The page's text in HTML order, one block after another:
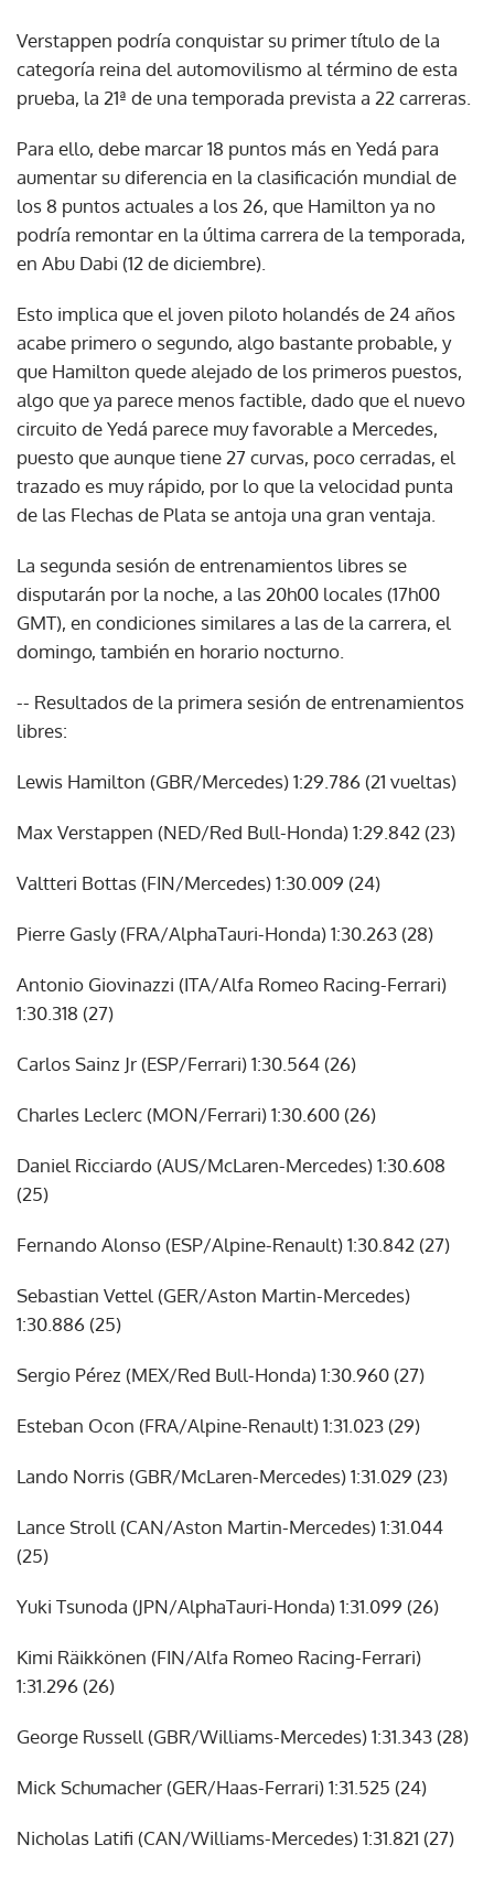
Verstappen podría conquistar su primer título de la
categoría reina del automovilismo al término de esta
prueba, la 21ª de una temporada prevista a 22 carreras.
Para ello, debe marcar 18 puntos más en Yedá para
aumentar su diferencia en la clasificación mundial de
los 8 puntos actuales a los 26, que Hamilton ya no
podría remontar en la última carrera de la temporada,
en Abu Dabi (12 de diciembre).
Esto implica que el joven piloto holandés de 24 años
acabe primero o segundo, algo bastante probable, y
que Hamilton quede alejado de los primeros puestos,
algo que ya parece menos factible, dado que el nuevo
circuito de Yedá parece muy favorable a Mercedes,
puesto que aunque tiene 27 curvas, poco cerradas, el
trazado es muy rápido, por lo que la velocidad punta
de las Flechas de Plata se antoja una gran ventaja.
La segunda sesión de entrenamientos libres se
disputarán por la noche, a las 20h00 locales (17h00
GMT), en condiciones similares a las de la carrera, el
domingo, también en horario nocturno.
-- Resultados de la primera sesión de entrenamientos
libres:
Lewis Hamilton (GBR/Mercedes) 1:29.786 (21 vueltas)
Max Verstappen (NED/Red Bull-Honda) 1:29.842 (23)
Valtteri Bottas (FIN/Mercedes) 1:30.009 (24)
Pierre Gasly (FRA/AlphaTauri-Honda) 1:30.263 (28)
Antonio Giovinazzi (ITA/Alfa Romeo Racing-Ferrari)
1:30.318 (27)
Carlos Sainz Jr (ESP/Ferrari) 1:30.564 (26)
Charles Leclerc (MON/Ferrari) 1:30.600 (26)
Daniel Ricciardo (AUS/McLaren-Mercedes) 1:30.608
(25)
Fernando Alonso (ESP/Alpine-Renault) 1:30.842 (27)
Sebastian Vettel (GER/Aston Martin-Mercedes)
1:30.886 (25)
Sergio Pérez (MEX/Red Bull-Honda) 1:30.960 (27)
Esteban Ocon (FRA/Alpine-Renault) 1:31.023 (29)
Lando Norris (GBR/McLaren-Mercedes) 1:31.029 (23)
Lance Stroll (CAN/Aston Martin-Mercedes) 1:31.044
(25)
Yuki Tsunoda (JPN/AlphaTauri-Honda) 1:31.099 (26)
Kimi Räikkönen (FIN/Alfa Romeo Racing-Ferrari)
1:31.296 (26)
George Russell (GBR/Williams-Mercedes) 1:31.343 (28)
Mick Schumacher (GER/Haas-Ferrari) 1:31.525 (24)
Nicholas Latifi (CAN/Williams-Mercedes) 1:31.821 (27)